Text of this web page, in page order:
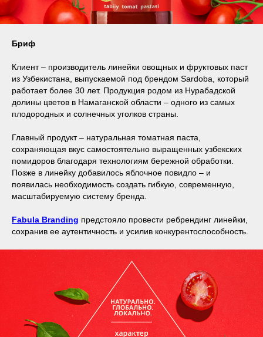
Бриф
Клиент – производитель линейки овощных и фруктовых паст
из Узбекистана, выпускаемой под брендом Sardoba, который
работает более 30 лет. Продукция родом из Нурабадской
долины цветов в Намаганской области – одного из самых
плодородных и солнечных уголков страны.
Главный продукт – натуральная томатная паста,
сохраняющая вкус самостоятельно выращенных узбекских
помидоров благодаря технологиям бережной обработки.
Позже в линейку добавилось яблочное повидло – и
появилась необходимость создать гибкую, современную,
масштабируемую систему бренда.
Fabula Branding предстояло провести ребрендинг линейки,
сохранив ее аутентичность и усилив конкурентоспособность.